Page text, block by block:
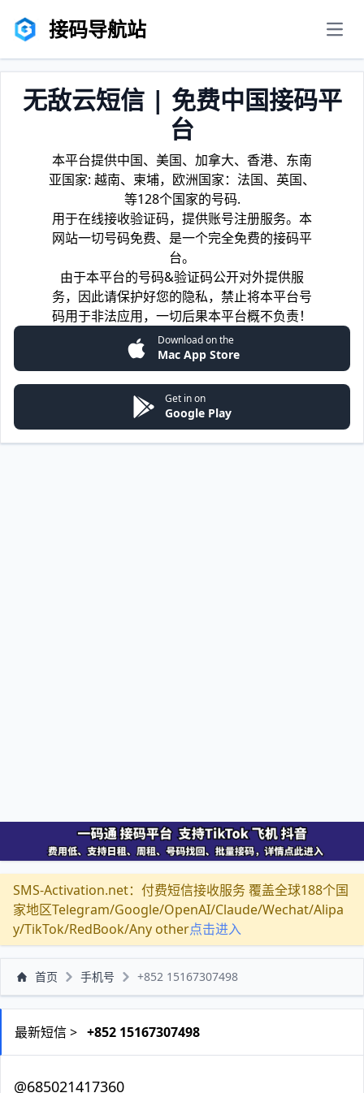
接码导航站
无敌云短信 | 免费中国接码平
台
本平台提供中国、美国、加拿大、香港、东南
亚国家: 越南、柬埔，欧洲国家：法国、英国、
等128个国家的号码.
用于在线接收验证码，提供账号注册服务。本
网站一切号码免费、是一个完全免费的接码平
台。
由于本平台的号码&验证码公开对外提供服
务，因此请保护好您的隐私，禁止将本平台号
码用于非法应用，一切后果本平台概不负责！
Download on the
Mac App Store
Get in on
Google Play
SMS-Activation.net：付费短信接收服务 覆盖全球188个国
家地区Telegram/Google/OpenAI/Claude/Wechat/Alipa
y/TikTok/RedBook/Any other点击进入
首页 手机号 +852 15167307498
最新短信 > +852 15167307498
@685021417360